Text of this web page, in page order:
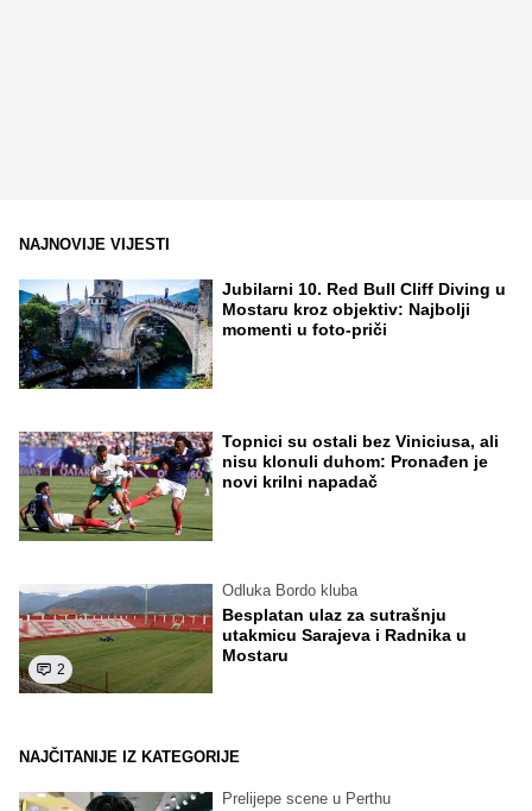
NAJNOVIJE VIJESTI
Jubilarni 10. Red Bull Cliff Diving u
Mostaru kroz objektiv: Najbolji
momenti u foto-priči
Topnici su ostali bez Viniciusa, ali
nisu klonuli duhom: Pronađen je
novi krilni napadač
2
Odluka Bordo kluba
Besplatan ulaz za sutrašnju
utakmicu Sarajeva i Radnika u
Mostaru
NAJČITANIJE IZ KATEGORIJE
Prelijepe scene u Perthu